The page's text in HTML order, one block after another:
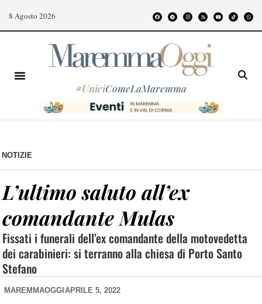
8 Agosto 2026
#UniciComeLaMaremma
NOTIZIE
L’ultimo saluto all’ex
comandante Mulas
Fissati i funerali dell’ex comandante della motovedetta
dei carabinieri: si terranno alla chiesa di Porto Santo
Stefano
MAREMMAOGGI APRILE 5, 2022